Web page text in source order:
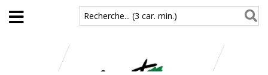
Aller au contenu principal
Recherche... (3 car. min.)